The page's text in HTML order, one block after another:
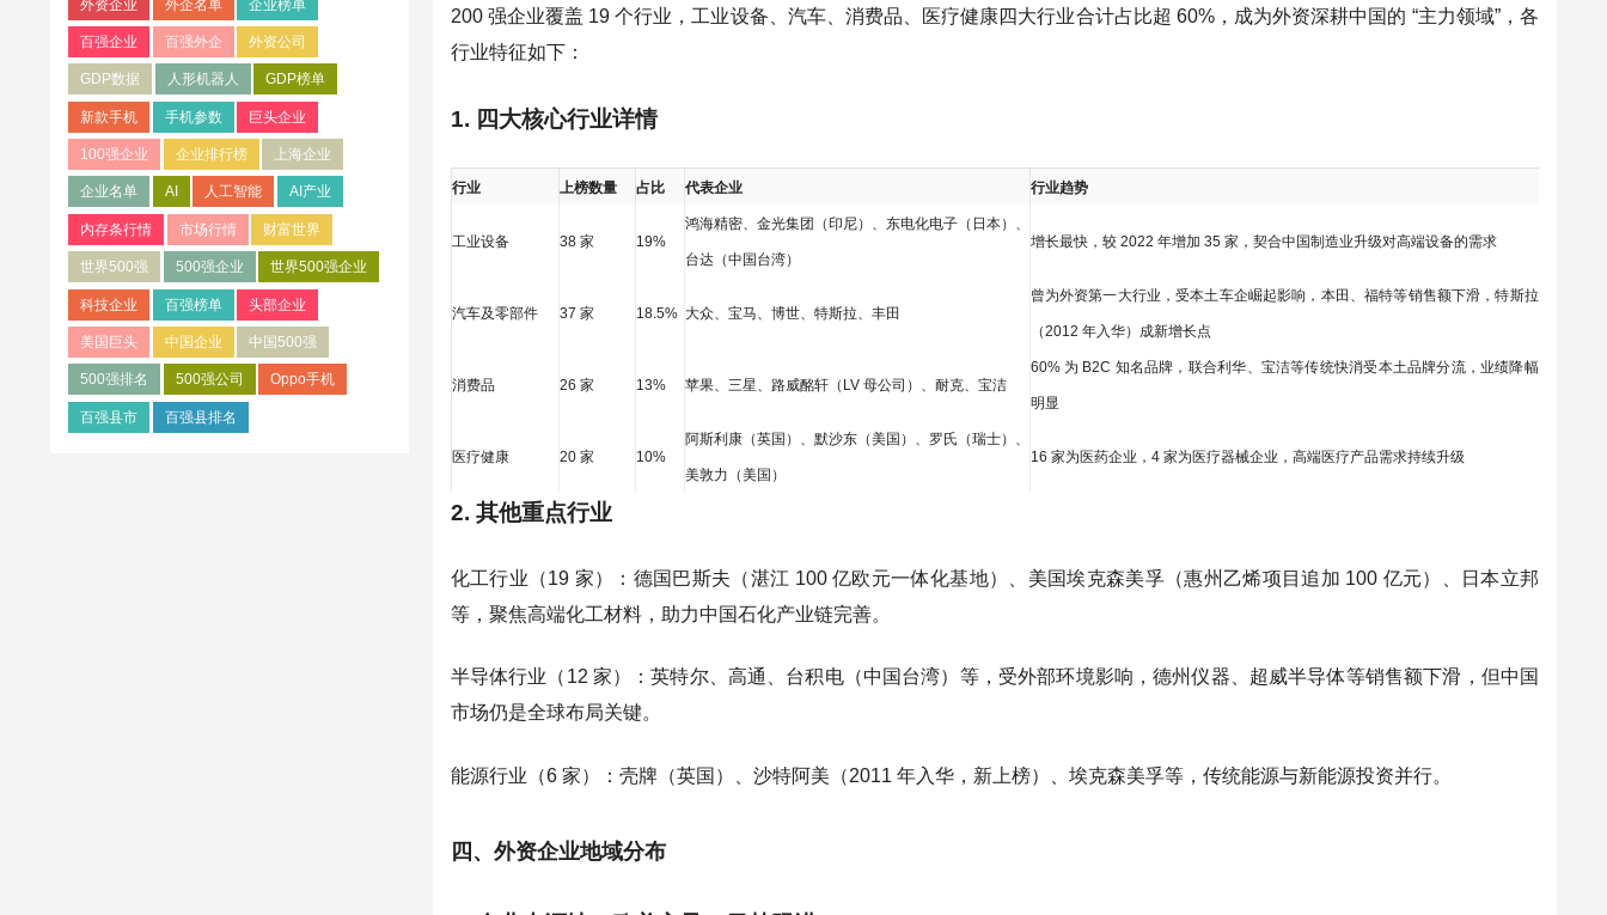
外资企业 外企名单 企业榜单
百强企业 百强外企 外资公司
GDP数据 人形机器人 GDP榜单
新款手机 手机参数 巨头企业
100强企业 企业排行榜 上海企业
企业名单 AI 人工智能 AI产业
内存条行情 市场行情 财富世界
世界500强 500强企业 世界500强企业
科技企业 百强榜单 头部企业
美国巨头 中国企业 中国500强
500强排名 500强公司 Oppo手机
百强县市 百强县排名
200 强企业覆盖 19 个行业，工业设备、汽车、消费品、医疗健康四大行业合计占比超 60%，成为外资深耕中国的 “主力领域”，各
行业特征如下：
1. 四大核心行业详情
行业 上榜数量 占比 代表企业 行业趋势
工业设备 38 家 19%
鸿海精密、金光集团（印尼）、东电化电子（日本）、
台达（中国台湾）
增长最快，较 2022 年增加 35 家，契合中国制造业升级对高端设备的需求
汽车及零部件 37 家 18.5% 大众、宝马、博世、特斯拉、丰田
曾为外资第一大行业，受本土车企崛起影响，本田、福特等销售额下滑，特斯拉
（2012 年入华）成新增长点
消费品 26 家 13% 苹果、三星、路威酩轩（LV 母公司）、耐克、宝洁
60% 为 B2C 知名品牌，联合利华、宝洁等传统快消受本土品牌分流，业绩降幅
明显
医疗健康 20 家 10%
阿斯利康（英国）、默沙东（美国）、罗氏（瑞士）、
美敦力（美国）
16 家为医药企业，4 家为医疗器械企业，高端医疗产品需求持续升级
2. 其他重点行业
化工行业（19 家）：德国巴斯夫（湛江 100 亿欧元一体化基地）、美国埃克森美孚（惠州乙烯项目追加 100 亿元）、日本立邦
等，聚焦高端化工材料，助力中国石化产业链完善。
半导体行业（12 家）：英特尔、高通、台积电（中国台湾）等，受外部环境影响，德州仪器、超威半导体等销售额下滑，但中国
市场仍是全球布局关键。
能源行业（6 家）：壳牌（英国）、沙特阿美（2011 年入华，新上榜）、埃克森美孚等，传统能源与新能源投资并行。
四、外资企业地域分布